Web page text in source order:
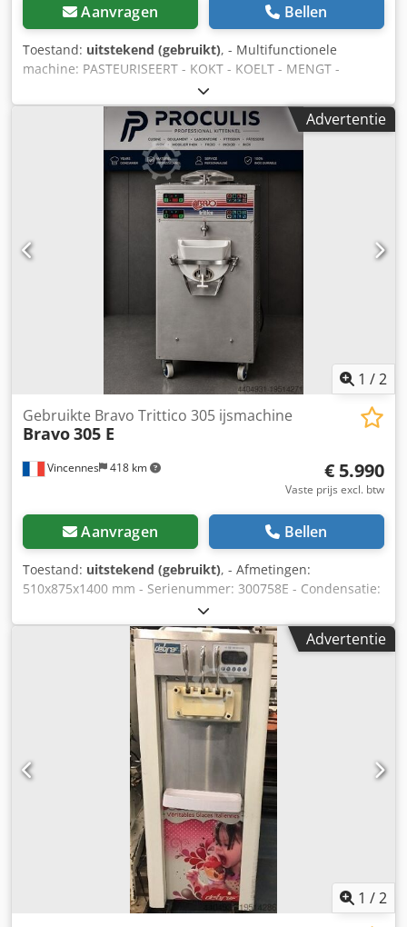
Aanvragen Bellen
Toestand: uitstekend (gebruikt), - Multifunctionele
machine: PASTEURISEERT - KOKT - KOELT - MENGT -
EMULGEERT Crjdpfx Afswxu R Ioiof - Model: R400 A SH -
Afmetingen (LxBxH): 600x750x1335 mm - Tankcapaciteit: 40
liter - Maximale waterdruk: 0,6 MPa - Koelmiddel: R404A -
Spanning: 400V / 3PH / 50Hz - Vermogen: 5300 W -
Bouwjaar: 2015 - Elektronische bediening - Semi-
hermetische compressor - Luchtgekoelde condensor -
Gereviseerde machine: De machine wordt op bestelling
gereedgemaakt; levertijd en retour worden in overleg
vastgesteld (prijs op aanvraag na revisie).
Advertentie
1 /2
Vincennes 418 km
Gebruikte Bravo Trittico 305 ijsmachine
Bravo305 E
€ 5.990
Vaste prijs excl. btw
Aanvragen Bellen
Toestand: uitstekend (gebruikt), - Afmetingen:
510x875x1400 mm - Serienummer: 300758E - Condensatie:
Water - Koelmiddel: 502 - Watergekoelde compressor -
Maximale gasdruk: 2000 KPa - Opgenomen vermogen: 2,55
kW - Maximale motorvermogen: 1,90 kW -
Beschermingsklasse: IP22 Csdpfx Aewxu R Usfierf -
Minimale waterdruk: - Min: 200 (2 atm) - Max: 400 (4 atm) -
Vermogen: 5,60 kW - Spanning: 380 V - Gewicht: 115 kg
Advertentie
1 /2